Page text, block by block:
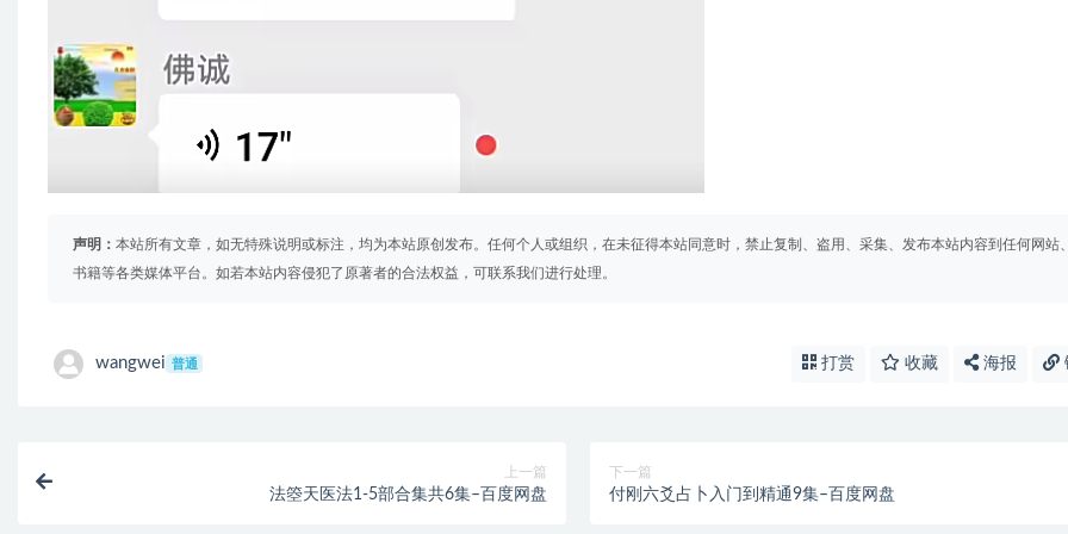
声明： 本站所有文章，如无特殊说明或标注，均为本站原创发布。任何个人或组织，在未征得本站同意时，禁止复制、盗用、采集、发布本站内容到任何网站
书籍等各类媒体平台。如若本站内容侵犯了原著者的合法权益，可联系我们进行处理。
wangwei 普通 打赏 收藏 海报
上一篇
法箜天医法1-5部合集共6集–百度网盘
下一篇
付刚六爻占卜入门到精通9集–百度网盘